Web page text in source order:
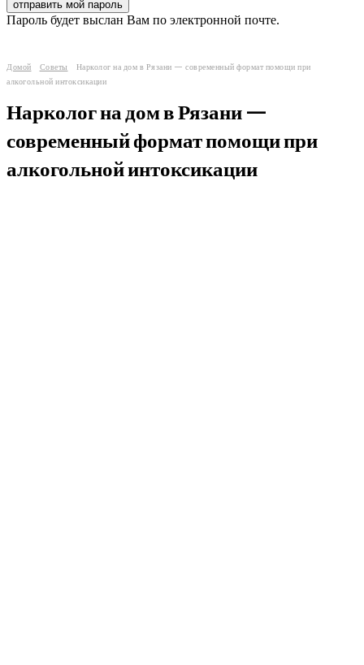
Пароль будет выслан Вам по электронной почте.
Домой Советы
Нарколог на дом в Рязани — современный формат помощи при
алкогольной интоксикации
Нарколог на дом в Рязани —
современный формат помощи при
алкогольной интоксикации